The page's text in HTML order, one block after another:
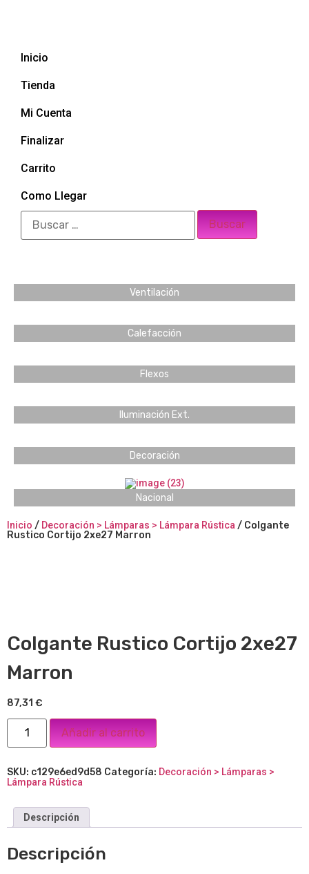
Inicio
Tienda
Mi Cuenta
Finalizar
Carrito
Como Llegar
Ventilación
Calefacción
Flexos
Iluminación Ext.
Decoración
Nacional
Inicio / Decoración > Lámparas > Lámpara Rústica/ Colgante
Rustico Cortijo 2xe27 Marron
Colgante Rustico Cortijo 2xe27
Marron
87,31 €
Añadir al carrito
SKU: c129e6ed9d58 Categoría: Decoración > Lámparas >
Lámpara Rústica
Descripción
Descripción